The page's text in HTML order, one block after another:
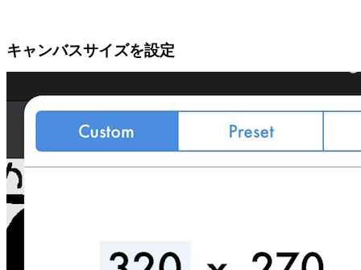
キャンバスサイズを設定